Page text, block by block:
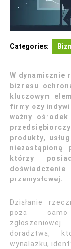
Categories:
W dynamicznie
biznesu
kluczowym
firmy czy
ważny
produkty,
niezastąpioną
którzy
przemysłowej.
Działanie
poza samo
doradztwa,
wynalazku,